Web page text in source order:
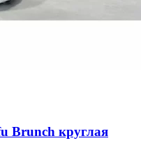
Brunch круглая